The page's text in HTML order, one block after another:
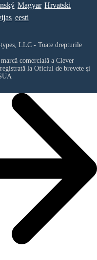
Magyar Hrvatski
eesti
LLC - Toate drepturile
comercială a Clever
la Oficiul de brevete și